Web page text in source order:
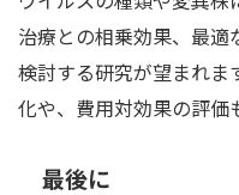
治療との相乗効果、最適
検討する研究が望まれま
化や、費用対効果の評価
最後に